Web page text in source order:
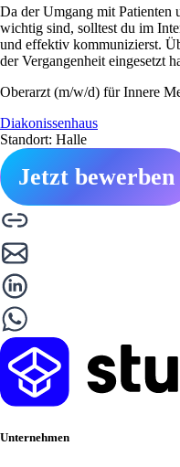
Da der Umgang mit Patienten
wichtig sind, solltest du im
und effektiv kommunizierst.
der Vergangenheit eingesetzt
Oberarzt (m/w/d) für Innere
Diakonissenhaus
Standort: Halle
Jetzt bewerben
Unternehmen